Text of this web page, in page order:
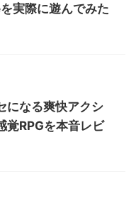
実際に遊んでみた
になる爽快アクシ
覚RPGを本音レビ